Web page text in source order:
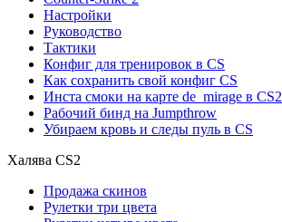
Настройки
Руководство
Тактики
Конфиг для тренировок в CS
Как сохранить свой конфиг CS
Инста смоки на карте de_mirage в CS2
Рабочий бинд на Jumpthrow
Убираем кровь и следы пуль в CS
Халява CS2
Продажа скинов
Рулетки три цвета